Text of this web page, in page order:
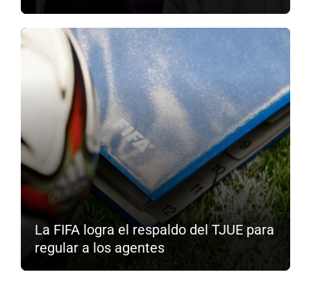
La FIFA logra el respaldo del TJUE para
regular a los agentes